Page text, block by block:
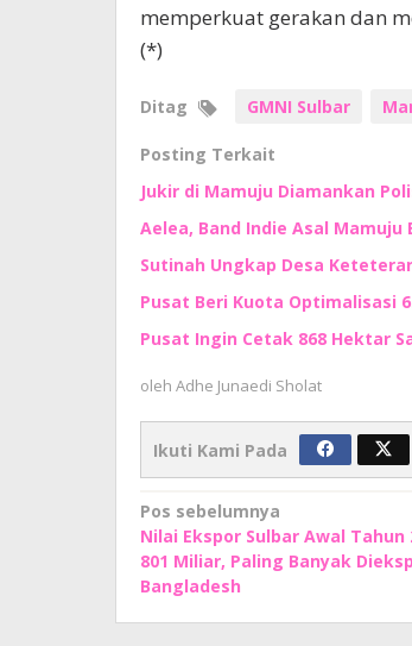
memperkuat gerakan dan
(*)
Ditag GMNI Sulbar
Posting Terkait
Jukir di Mamuju Diamankan
Aelea, Band Indie Asal
Sutinah Ungkap Desa
Pusat Beri Kuota Optimalisasi
Pusat Ingin Cetak 868 Hektar
oleh Adhe Junaedi Sholat
Ikuti Kami Pada
Navigasi
pos
Pos sebelumnya
Nilai Ekspor Sulbar Awal Tahun
801 Miliar, Paling Banyak
Bangladesh